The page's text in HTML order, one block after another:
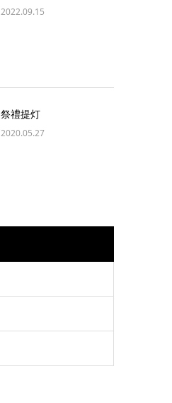
2022.09.15
祭禮提灯
2020.05.27